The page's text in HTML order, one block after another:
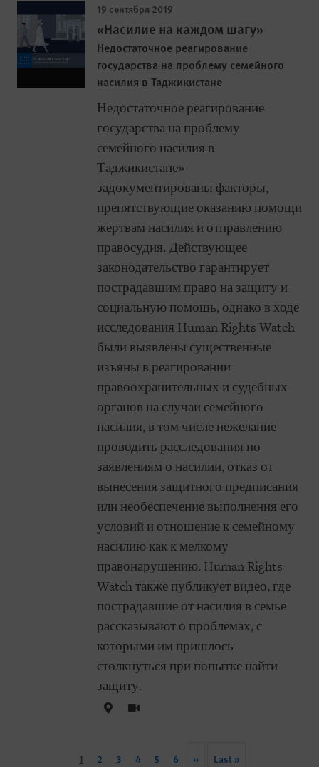
19 сентября 2019
«Насилие на каждом шагу»
Недостаточное реагирование
государства на проблему семейного
насилия в Таджикистане
Недостаточное реагирование
государства на проблему
семейного насилия в
Таджикистане»
задокументированы факторы,
препятствующие оказанию помощи
жертвам насилия и отправлению
правосудия. Действующее
законодательство гарантирует
пострадавшим право на защиту и
социальную помощь, однако в ходе
исследования Human Rights Watch
были выявлены существенные
изъяны в реагировании
правоохранительных и судебных
органов на случаи семейного
насилия, в том числе нежелание
проводить расследования по
заявлениям о насилии, отказ от
вынесения защитного предписания
или необеспечение выполнения его
условий и отношение к семейному
насилию как к мелкому
правонарушению. Human Rights
Watch также публикует видео, где
пострадавшие от насилия в семье
рассказывают о проблемах, с
которыми им пришлось
столкнуться при попытке найти
защиту.
Current
1 Page
2 Page
3 Page
4 Page
5 Page
6
Next
››
Last
Last »